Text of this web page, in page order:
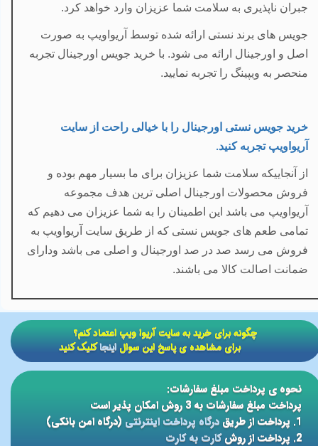
جبران ناپذیری به سلامت شما عزیزان وارد خواهد کرد.
جویس های برند نستی ارائه شده توسط آریواویپ به صورت
اصل و اورجینال ارائه می شود. با خرید جویس اورجینال تجربه
منحصر به ویپینگ را تجربه نمایید.
خرید جویس نستی اورجینال را با خیالی راحت از سایت
آریواویپ تجربه کنید.
از آنجاییکه سلامت شما عزیزان برای ما بسیار مهم بوده و
فروش محصولات اورجینال اصلی ترین هدف مجموعه
آریواویپ می باشد این اطمینان را به شما عزیزان می دهیم که
تمامی طعم های جویس نستی که از طریق سایت آریواویپ به
فروش می رسد صد در صد اورجینال و اصلی می باشد ودارای
ضمانت اصالت کالا می باشند.
نحوه ی پرداخت مبلغ سفارشات:
پرداخت مبلغ سفارشات به 3 روش امکان پذیر است
1. پرداخت از طریق
درگاه پرداخت اینترنتی(درگاه امن بانکی)
2. پرداخت از روش
کارت به کارت
​​چگونه برای خرید به سایت آریوا ویپ اعتماد کنم؟
برای مشاهده ی پاسخ این سوالاینجاکلیک کنید